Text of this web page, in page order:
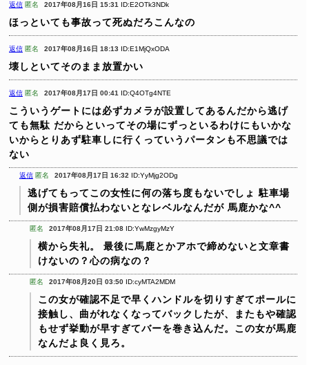
返信 匿名 2017年08月16日 15:31 ID:E2OTk3NDk
ほっといても事故って死ぬだろこんなの
返信 匿名 2017年08月16日 18:13 ID:E1MjQxODA
壊しといてそのまま放置かい
返信 匿名 2017年08月17日 00:41 ID:Q4OTg4NTE
こういうゲートには必ずカメラが設置してあるんだから逃げ
ても無駄 だからといってその場にずっといるわけにもいかな
いからとりあず駐車しに行くっていうパータンも不思議では
ない
返信 匿名 2017年08月17日 16:32 ID:YyMjg2ODg
逃げてもってこの女性に何の落ち度もないでしょ 駐車場
側が損害賠償払わないとなレベルなんだが 馬鹿かな^^
匿名 2017年08月17日 21:08 ID:YwMzgyMzY
横から失礼。
最後に馬鹿とかアホで締めないと文章書
けないの？心の病なの？
匿名 2017年08月20日 03:50 ID:cyMTA2MDM
この女が確認不足で早くハンドルを切りすぎてポールに
接触し、曲がれなくなってバックしたが、またもや確認
もせず挙動が早すぎてバーを巻き込んだ。この女が馬鹿
なんだよ良く見ろ。